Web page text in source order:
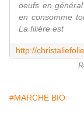
oeufs en
en consomme
La filière est
#MARCHE BIO